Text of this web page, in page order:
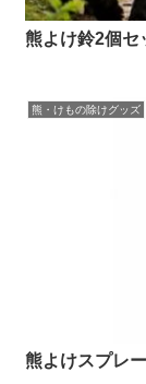
熊よけ鈴2個セ
熊・けもの除けグッズ
熊よけスプレ